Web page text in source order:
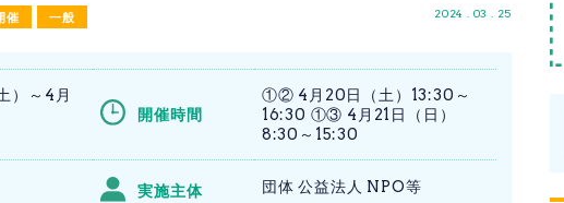
催 一般 2024 . 03 . 25
）～4月
開催時間
①② 4月20日（土）13:30～
16:30 ①③ 4月21日（日）
8:30～15:30
実施主体 団体 公益法人 NPO等